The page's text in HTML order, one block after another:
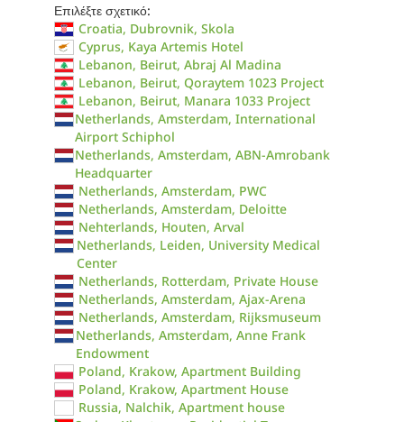
Επιλέξτε σχετικό:
Croatia, Dubrovnik, Skola
Cyprus, Kaya Artemis Hotel
Lebanon, Beirut, Abraj Al Madina
Lebanon, Beirut, Qoraytem 1023 Project
Lebanon, Beirut, Manara 1033 Project
Netherlands, Amsterdam, International
Airport Schiphol
Netherlands, Amsterdam, ABN-Amrobank
Headquarter
Netherlands, Amsterdam, PWC
Netherlands, Amsterdam, Deloitte
Nehterlands, Houten, Arval
Netherlands, Leiden, University Medical
Center
Netherlands, Rotterdam, Private House
Netherlands, Amsterdam, Ajax-Arena
Netherlands, Amsterdam, Rijksmuseum
Netherlands, Amsterdam, Anne Frank
Endowment
Poland, Krakow, Apartment Building
Poland, Krakow, Apartment House
Russia, Nalchik, Apartment house